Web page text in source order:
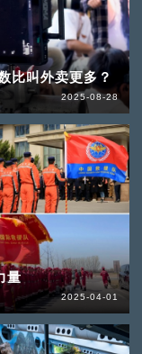
比叫外卖更多？
2025-08-28
量
2025-04-01